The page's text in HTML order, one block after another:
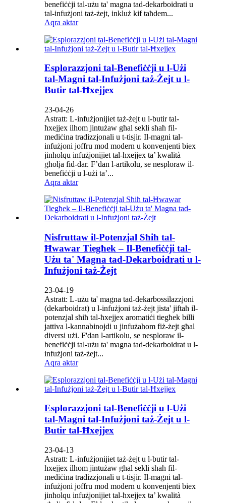
benefiċċji tal-użu ta' magna tad-dekarboidrati u
tal-infużjoni taż-żejt, inkluż kif taħdem...
Aqra aktar
Esplorazzjoni tal-Benefiċċji u l-Użi
tal-Magni tal-Infużjoni taż-Żejt u l-
Butir tal-Ħxejjex
23-04-26
Astratt: L-infużjonijiet taż-żejt u l-butir tal-
ħxejjex ilhom jintużaw għal sekli sħaħ fil-
mediċina tradizzjonali u t-tisjir. Il-magni tal-
infużjoni joffru mod modern u konvenjenti biex
jinħolqu infużjonijiet tal-ħxejjex ta’ kwalità
għolja fid-dar. F’dan l-artikolu, se nesploraw il-
benefiċċji u l-użi ta’...
Aqra aktar
Nisfruttaw il-Potenzjal Sħiħ tal-
Ħwawar Tiegħek – Il-Benefiċċji tal-
Użu ta' Magna tad-Dekarboidrati u l-
Infużjoni taż-Żejt
23-04-19
Astratt: L-użu ta' magna tad-dekarbossilazzjoni
(dekarboidrat) u l-infużjoni taż-żejt jista' jiftaħ il-
potenzjal sħiħ tal-ħxejjex aromatiċi tiegħek billi
jattiva l-kannabinojdi u jinfużahom fiż-żejt għal
diversi użi. F'dan l-artikolu, se nesploraw il-
benefiċċji tal-użu ta' magna tad-dekarboidrat u l-
infużjoni taż-żejt...
Aqra aktar
Esplorazzjoni tal-Benefiċċji u l-Użi
tal-Magni tal-Infużjoni taż-Żejt u l-
Butir tal-Ħxejjex
23-04-13
Astratt: L-infużjonijiet taż-żejt u l-butir tal-
ħxejjex ilhom jintużaw għal sekli sħaħ fil-
mediċina tradizzjonali u t-tisjir. Il-magni tal-
infużjoni joffru mod modern u konvenjenti biex
jinħolqu infużjonijiet tal-ħxejjex ta’ kwalità